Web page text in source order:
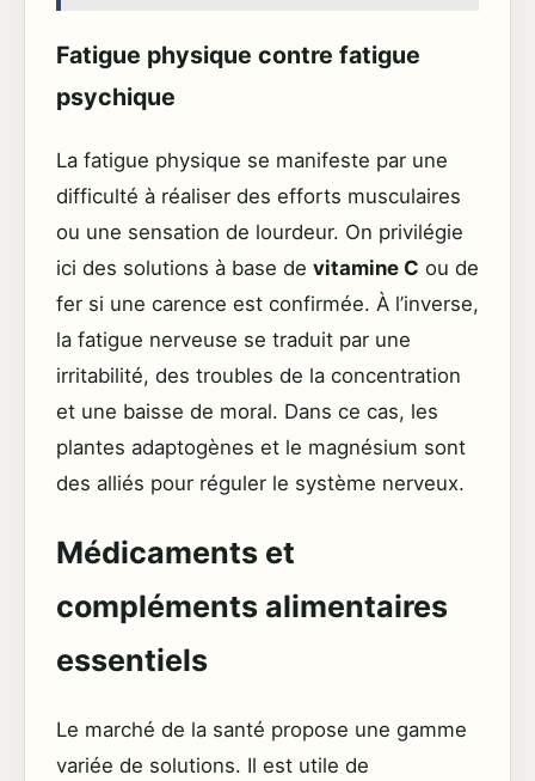
Fatigue physique contre fatigue
psychique
La fatigue physique se manifeste par une
difficulté à réaliser des efforts musculaires
ou une sensation de lourdeur. On privilégie
ici des solutions à base de vitamine C ou de
fer si une carence est confirmée. À l’inverse,
la fatigue nerveuse se traduit par une
irritabilité, des troubles de la concentration
et une baisse de moral. Dans ce cas, les
plantes adaptogènes et le magnésium sont
des alliés pour réguler le système nerveux.
Médicaments et
compléments alimentaires
essentiels
Le marché de la santé propose une gamme
variée de solutions. Il est utile de